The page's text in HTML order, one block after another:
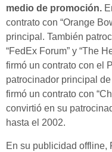
medio de promoción.
contrato con “Orange
principal. También
“FedEx Forum” y “The
firmó un contrato con el
patrocinador principal
firmó un contrato con
convirtió en su
hasta el 2002.
En su publicidad offline,